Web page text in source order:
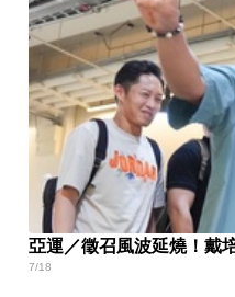
亞運／徵召風波延燒！戴
7/18